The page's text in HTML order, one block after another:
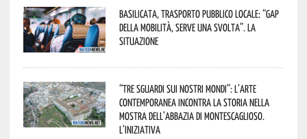
Basilicata, trasporto pubblico locale: “Gap
della mobilità, serve una svolta”. La
situazione
“Tre Sguardi sui Nostri Mondi”: l’arte
contemporanea incontra la storia nella
mostra dell’Abbazia di Montescaglioso.
L’iniziativa